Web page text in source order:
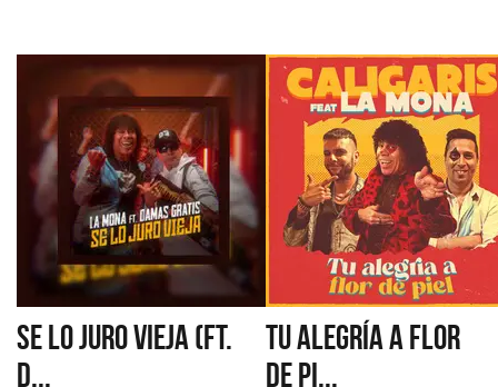
SE LO JURO VIEJA (FT.
D...
TU ALEGRÍA A FLOR
DE PI...